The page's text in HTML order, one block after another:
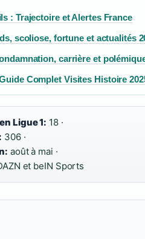
: Trajectoire et Alertes France
scoliose, fortune et actualités
carrière et
Complet Visites Histoire
Ligue 1: 18 ·
306 ·
août à mai ·
et beIN Sports